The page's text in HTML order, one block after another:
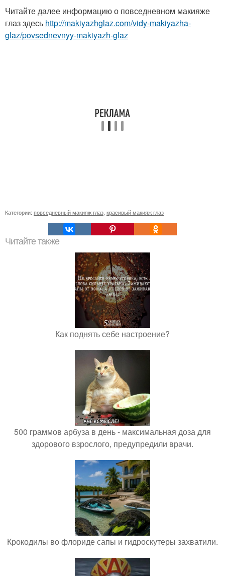
Читайте далее информацию о повседневном макияже
глаз здесь http://makiyazhglaz.com/vidy-makiyazha-
glaz/povsednevnyy-makiyazh-glaz
Категории: повседневный макияж глаз красивый макияж глаз
Читайте также
Как поднять себе настроение?
500 граммов арбуза в день - максимальная доза для
здорового взрослого, предупредили врачи.
Крокодилы во флориде сапы и гидроскутеры захватили.